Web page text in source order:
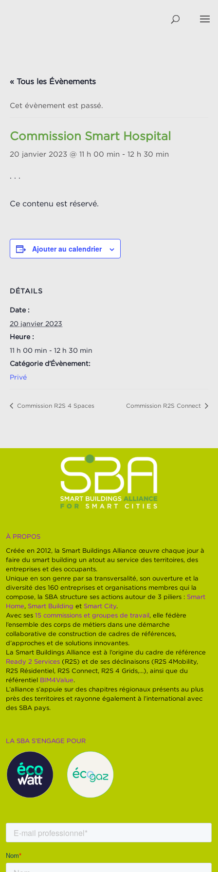
« Tous les Évènements
Cet évènement est passé.
Commission Smart Hospital
20 janvier 2023 @ 11 h 00 min - 12 h 30 min
. . .
Ce contenu est réservé.
Ajouter au calendrier
DÉTAILS
Date :
20 janvier 2023
Heure :
11 h 00 min - 12 h 30 min
Catégorie d’Évènement:
Privé
Commission R2S 4 Spaces Commission R2S Connect
À PROPOS
Créée en 2012, la Smart Buildings Alliance œuvre chaque jour à
faire du smart building un atout au service des territoires, des
entreprises et des occupants.
Unique en son genre par sa transversalité, son ouverture et la
diversité des 160 entreprises et organisations membres qui la
compose, la SBA structure ses actions autour de 3 piliers : Smart
Home, Smart Building et Smart City.
Avec ses15 commissions et groupes de travail, elle fédère
l’ensemble des corps de métiers dans une démarche
collaborative de construction de cadres de références,
d’approches et de solutions innovantes.
La Smart Buildings Alliance est à l’origine du cadre de référence
Ready 2 Services (R2S) et de ses déclinaisons (R2S 4Mobility,
R2S Résidentiel, R2S Connect, R2S 4 Grids,…), ainsi que du
référentiel BIM4Value.
L’alliance s’appuie sur des chapitres régionaux présents au plus
près des territoires et rayonne également à l’international avec
des SBA pays.
LA SBA S’ENGAGE POUR